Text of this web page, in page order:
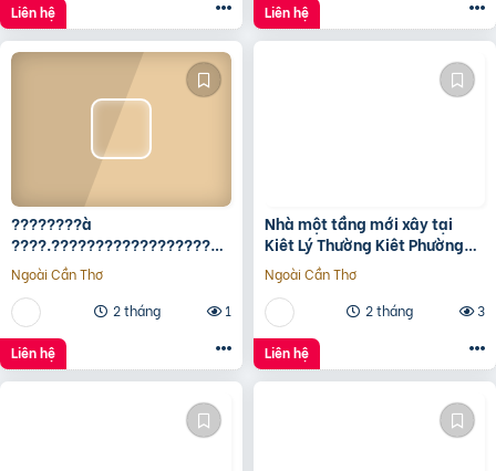
Liên hệ Liên hệ
????????à
????.????????????????????,
???????????????? ????
ộ???? ????????ấ????, ????
ó???? ???? ????ặ????
????????ề????
????????????, ????????á
????.???? ????ỷ
Ngoài Cần Thơ
2 tháng
1
Liên hệ
Nhà một tầng mới xây tại
Kiêt Lý Thường Kiêt Phường
nam Đông Hà Quảng Trị
Ngoài Cần Thơ
2 tháng
3
Liên hệ